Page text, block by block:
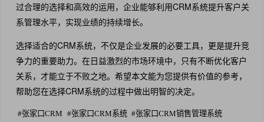
过合理的选择和高效的运用，企业能够利用CRM系统提升客户关
系管理水平，实现业绩的持续增长。
选择适合的CRM系统，不仅是企业发展的必要工具，更是提升竞
争力的重要助力。在日益激烈的市场环境中，只有不断优化客户
关系，才能立于不败之地。希望本文能为您提供有价值的参考，
帮助您在选择CRM系统的过程中做出明智的决定。
#张家口CRM #张家口CRM系统 #张家口CRM销售管理系统